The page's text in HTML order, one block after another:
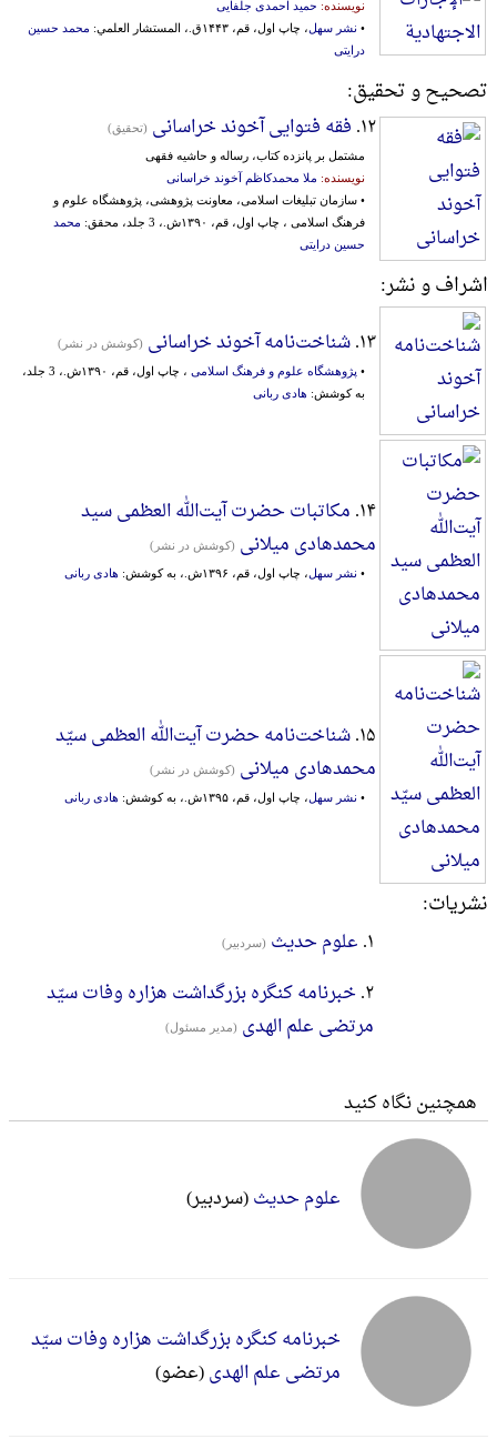
نویسنده: حمید احمدی جلفایی
• نشر سهل، چاپ اول، قم، ۱۴۴۳ق.، المستشار العلمي:
محمد حسین
درایتی
تصحیح و تحقیق:
۱۲. فقه فتوایی آخوند خراسانی (تحقیق)
مشتمل بر پانزده کتاب، رساله و حاشیه فقهی
نویسنده: ملا محمدکاظم آخوند خراسانی
• سازمان تبلیغات اسلامی، معاونت پژوهشی، پژوهشگاه علوم و
فرهنگ اسلامی ، چاپ اول، قم، ۱۳۹۰ش.، 3 جلد، محقق:
محمد
حسین درایتی
اشراف و نشر:
۱۳. شناخت‌نامه آخوند خراسانی (کوشش در نشر)
• پژوهشگاه علوم و فرهنگ اسلامی
، چاپ اول، قم، ۱۳۹۰ش.، 3 جلد،
به کوشش: هادی ربانی
۱۴. مکاتبات حضرت آیت‌الله العظمی سید
محمدهادی میلانی (کوشش در نشر)
• نشر سهل، چاپ اول، قم، ۱۳۹۶ش.، به کوشش: هادی ربانی
۱۵. شناخت‌نامه حضرت آیت‌الله العظمی سیّد
محمدهادی میلانی (کوشش در نشر)
• نشر سهل، چاپ اول، قم، ۱۳۹۵ش.، به کوشش: هادی ربانی
نشریات:
۱. علوم حدیث (سردبير)
۲. خبرنامه کنگره بزرگداشت هزاره وفات سیّد
مرتضی علم الهدی (مدیر مسئول)
همچنین نگاه کنید
علوم حدیث(سردبير)
خبرنامه کنگره بزرگداشت هزاره وفات سیّد
مرتضی علم الهدی(عضو)